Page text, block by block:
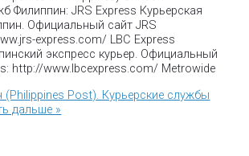
Филиппин: JRS Express Курьерская
Официальный сайт JRS
express.com/ LBC Express
экспресс курьер. Официальный
http://www.lbcexpress.com/ Metrowide
(Philippines Post). Курьерские службы
дальше »